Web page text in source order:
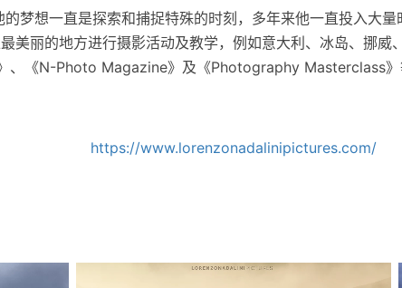
梦想一直是探索和捕捉特殊的时刻，多年来他一直投入大
美丽的地方进行摄影活动及教学，例如意大利、冰岛、挪
《N-Photo Magazine》及《Photography Masterclass》
https://www.lorenzonadalinipictures.com/